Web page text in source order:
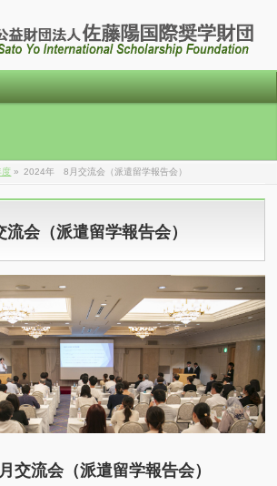
度 » 2024年 8月交流会（派遣留学報告会）
会（派遣留学報告会）
交流会（派遣留学報告会）